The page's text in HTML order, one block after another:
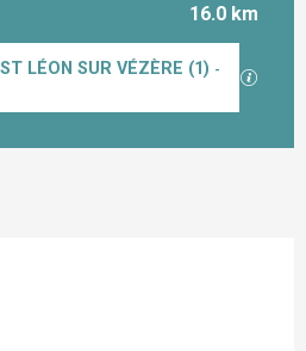
16.0 km
LÉON SUR VÉZÈRE (1) -
GPX /